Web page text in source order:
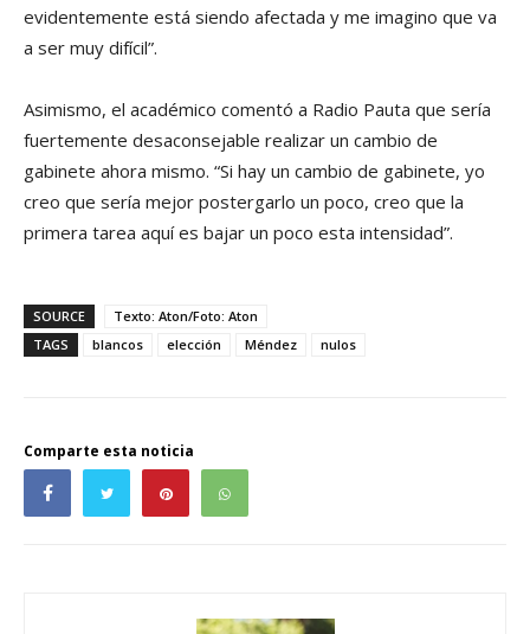
evidentemente está siendo afectada y me imagino que va
a ser muy difícil”.
Asimismo, el académico comentó a Radio Pauta que sería
fuertemente desaconsejable realizar un cambio de
gabinete ahora mismo. “Si hay un cambio de gabinete, yo
creo que sería mejor postergarlo un poco, creo que la
primera tarea aquí es bajar un poco esta intensidad”.
SOURCE
Texto: Aton/Foto: Aton
TAGS
blancos elección Méndez nulos
Comparte esta noticia